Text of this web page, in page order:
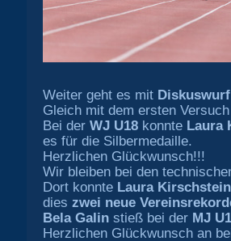
Weiter geht es mit Diskuswurf
Gleich mit dem ersten
Bei der WJ U18konnte Laura
es für die Silbermedaille.
Herzlichen Glückwunsch!!!
Wir bleiben bei den
Dort konnte Laura Kirschstein
dies zwei neue
Bela Galinstieß bei der MJ
Herzlichen Glückwunsch an